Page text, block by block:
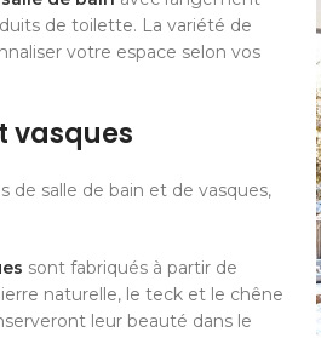
de toilette. La variété de
votre espace selon vos
vasques
salle de bain et de vasques,
sont fabriqués à partir de
naturelle, le teck et le chêne
leur beauté dans le